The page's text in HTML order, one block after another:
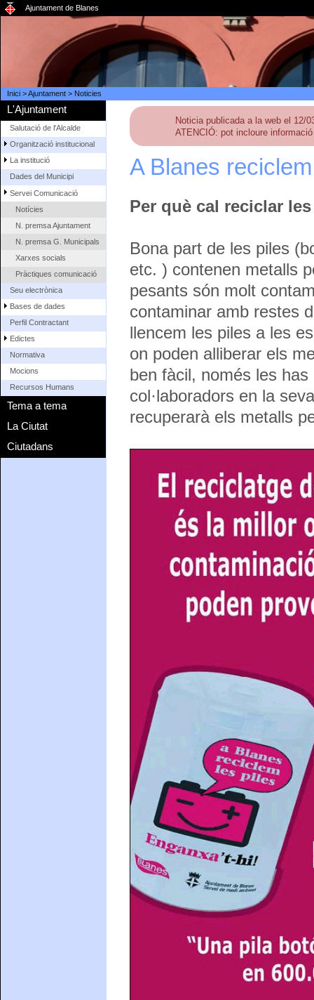
Ajuntament de Blanes
Inici>Ajuntament> Noticies
L'Ajuntament
Salutació de l'Alcalde
Organització institucional
La institució
Dades del Municipi
Servei Comunicació
Notícies
N. premsa Ajuntament
N. premsa G. Municipals
Xarxes socials
Pràctiques comunicació
Seu electrònica
Bases de dades
Perfil Contractant
Edictes
Normativa
Mocions
Recursos Humans
Tema a tema
La Ciutat
Ciutadans
Noticia publicada a la web el 12/
ATENCIÓ: pot incloure
A Blanes
Per què cal reciclar
Bona part de les piles
etc. ) contenen metalls
pesants són molt
contaminar amb restes
llencem les piles a les
on poden alliberar els
ben fàcil, només les
col·laboradors en la
recuperarà els metalls